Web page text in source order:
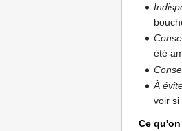
été
À
voir si
Ce